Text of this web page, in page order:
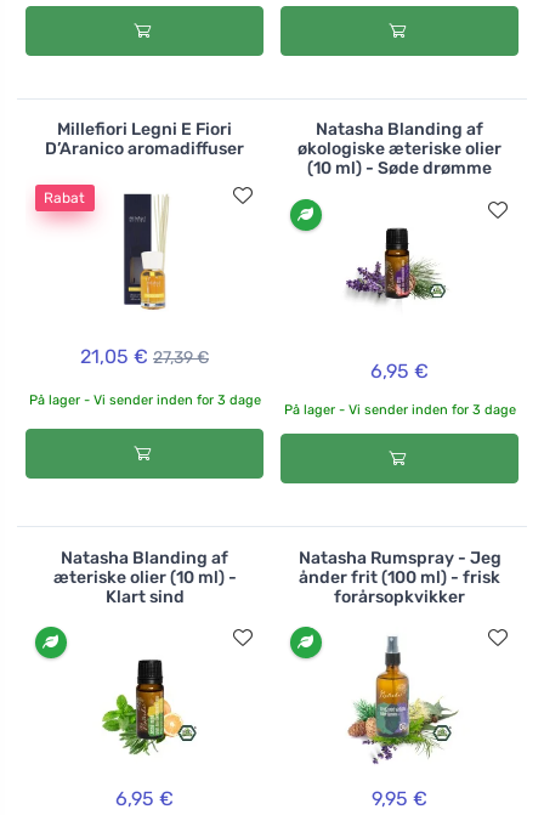
Millefiori Legni E Fiori
D’Aranico aromadiffuser
Rabat
21,05 € 27,39 €
På lager - Vi sender inden for 3 dage
Natasha Blanding af
økologiske æteriske olier
(10 ml) - Søde drømme
6,95 €
På lager - Vi sender inden for 3 dage
Natasha Blanding af
æteriske olier (10 ml) -
Klart sind
6,95 €
Natasha Rumspray - Jeg
ånder frit (100 ml) - frisk
forårsopkvikker
9,95 €